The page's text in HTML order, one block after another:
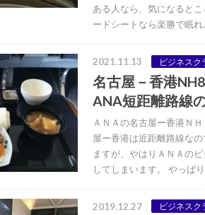
ある人なら、気になると
ードシートなら楽勝で眠
2021.11.13 ビジネスク
名古屋－香港
ANA短距離路線
ＡＮＡの名古屋ー香港Ｎ
屋ー香港は近距離路線な
ますが、やはりＡＮＡの
してしまいます。 やっぱ
2019.12.27 ビジネスク